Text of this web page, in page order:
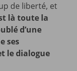
de liberté, et
là toute la
d’une
ses
le dialogue